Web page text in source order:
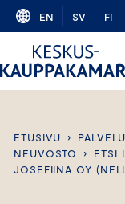
Skip
content
EN SV FI
ETUSIVU ›
NEUVOSTO
› ETSI
JOSEFIINA OY